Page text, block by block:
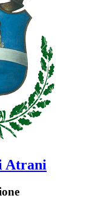
Atrani